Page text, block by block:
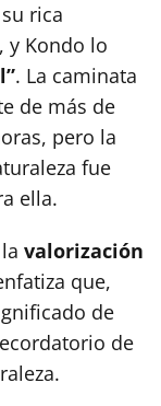
rica
y Kondo lo
. La caminata
de más de
pero la
fue
ella.
valorización
que,
de
de